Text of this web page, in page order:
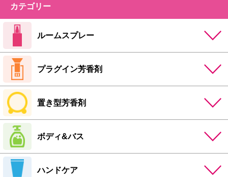
カテゴリー
ルームスプレー
プラグイン芳香剤
置き型芳香剤
ボディ&バス
ハンドケア